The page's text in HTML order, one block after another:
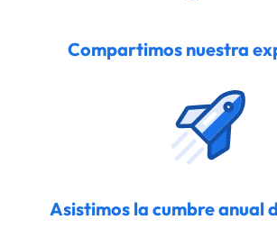
Compartimos nuestra
Asistimos la cumbre anual